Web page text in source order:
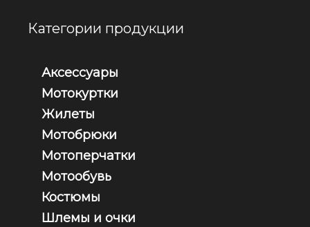
Категории продукции
Аксессуары
Мотокуртки
Жилеты
Мотобрюки
Мотоперчатки
Мотообувь
Костюмы
Шлемы и очки